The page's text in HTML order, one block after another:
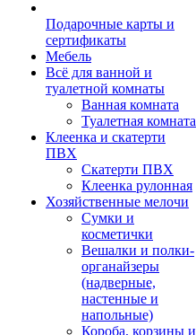
Подарочные карты и
сертификаты
Мебель
Всё для ванной и
туалетной комнаты
Ванная комната
Туалетная комната
Клеенка и скатерти
ПВХ
Скатерти ПВХ
Клеенка рулонная
Хозяйственные мелочи
Сумки и
косметички
Вешалки и полки-
органайзеры
(надверные,
настенные и
напольные)
Короба, корзины и